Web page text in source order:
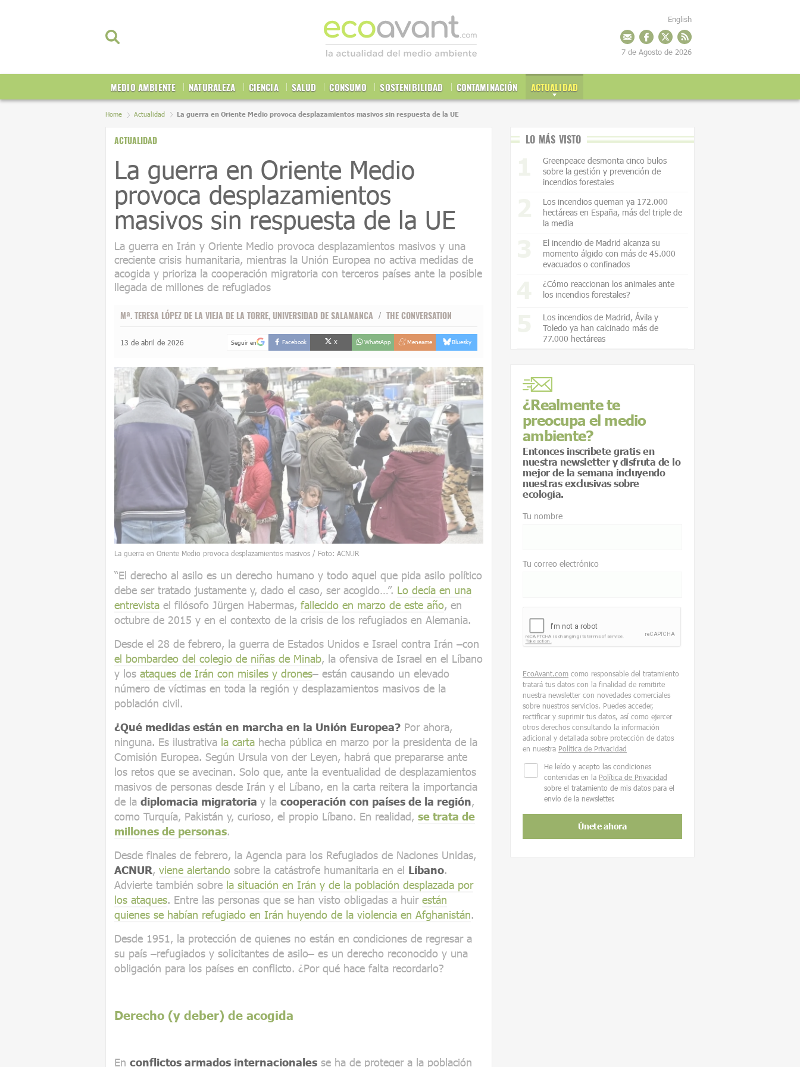
MEDIO AMBIENTE NATURALEZA CIENCIA SALUD CONSUMO SOSTENIBILIDAD CONTAMINACIÓN ACTUALIDAD
English
7 de Agosto de 2026
Home Actualidad La guerra en Oriente Medio provoca desplazamientos masivos sin respuesta de la UE
ACTUALIDAD
La guerra en Oriente Medio
provoca desplazamientos
masivos sin respuesta de la UE
La guerra en Irán y Oriente Medio provoca desplazamientos masivos y una
creciente crisis humanitaria, mientras la Unión Europea no activa medidas de
acogida y prioriza la cooperación migratoria con terceros países ante la posible
llegada de millones de refugiados
Mª. TERESA LÓPEZ DE LA VIEJA DE LA TORRE, UNIVERSIDAD DE SALAMANCA / THE CONVERSATION
13 de abril de 2026 Seguir en Facebook X WhatsApp Meneame Bluesky
La guerra en Oriente Medio provoca desplazamientos masivos / Foto: ACNUR
“El derecho al asilo es un derecho humano y todo aquel que pida asilo político
debe ser tratado justamente y, dado el caso, ser acogido…”. Lo decía en una
entrevista el filósofo Jürgen Habermas, fallecido en marzo de este año, en
octubre de 2015 y en el contexto de la crisis de los refugiados en Alemania.
Desde el 28 de febrero, la guerra de Estados Unidos e Israel contra Irán –con
el bombardeo del colegio de niñas de Minab, la ofensiva de Israel en el Líbano
y los ataques de Irán con misiles y drones– están causando un elevado
número de víctimas en toda la región y desplazamientos masivos de la
población civil.
¿Qué medidas están en marcha en la Unión Europea? Por ahora,
ninguna. Es ilustrativa la carta hecha pública en marzo por la presidenta de la
Comisión Europea. Según Ursula von der Leyen, habrá que prepararse ante
los retos que se avecinan. Solo que, ante la eventualidad de desplazamientos
masivos de personas desde Irán y el Líbano, en la carta reitera la importancia
de la diplomacia migratoria y la cooperación con países de la región,
como Turquía, Pakistán y, curioso, el propio Líbano. En realidad, se trata de
millones de personas.
Desde finales de febrero, la Agencia para los Refugiados de Naciones Unidas,
ACNUR, viene alertando sobre la catástrofe humanitaria en el Líbano.
Advierte también sobre la situación en Irán y de la población desplazada por
los ataques. Entre las personas que se han visto obligadas a huir están
quienes se habían refugiado en Irán huyendo de la violencia en Afghanistán.
Desde 1951, la protección de quienes no están en condiciones de regresar a
su país –refugiados y solicitantes de asilo– es un derecho reconocido y una
obligación para los países en conflicto. ¿Por qué hace falta recordarlo?
Derecho (y deber) de acogida
En conflictos armados internacionales se ha de proteger a la población
LO MÁS VISTO
Greenpeace desmonta cinco bulos
sobre la gestión y prevención de
incendios forestales
Los incendios queman ya 172.000
hectáreas en España, más del triple de
la media
El incendio de Madrid alcanza su
momento álgido con más de 45.000
evacuados o confinados
¿Cómo reaccionan los animales ante
los incendios forestales?
Los incendios de Madrid, Ávila y
Toledo ya han calcinado más de
77.000 hectáreas
¿Realmente te
preocupa el medio
ambiente?
Entonces inscríbete gratis en
nuestra newsletter y disfruta de lo
mejor de la semana incluyendo
nuestras exclusivas sobre
ecología.
Tu nombre
Tu correo electrónico
EcoAvant.com como responsable del tratamiento
tratará tus datos con la finalidad de remitirte
nuestra newsletter con novedades comerciales
sobre nuestros servicios. Puedes acceder,
rectificar y suprimir tus datos, así como ejercer
otros derechos consultando la información
adicional y detallada sobre protección de datos
en nuestra Política de Privacidad
He leído y acepto las condiciones
contenidas en la Política de Privacidad
sobre el tratamiento de mis datos para el
envío de la newsletter.